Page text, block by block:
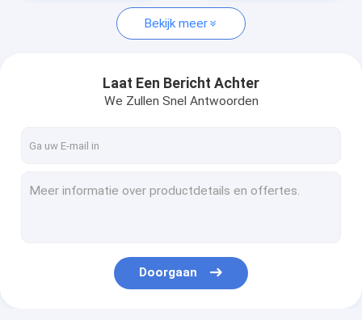
Bekijk meer
Laat Een Bericht Achter
We Zullen Snel Antwoorden
Doorgaan